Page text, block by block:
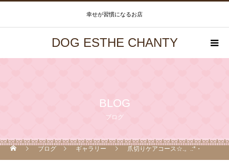
幸せが習慣になるお店
DOG ESTHE CHANTY
BLOG
ブログ
ブログ ギャラリー 爪切りケアコース☆.。.:*・